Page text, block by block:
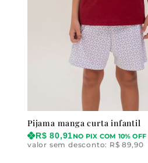
Pijama manga curta infantil
R$ 80,91NO PIX COM 10% OFF
valor sem desconto: R$ 89,90